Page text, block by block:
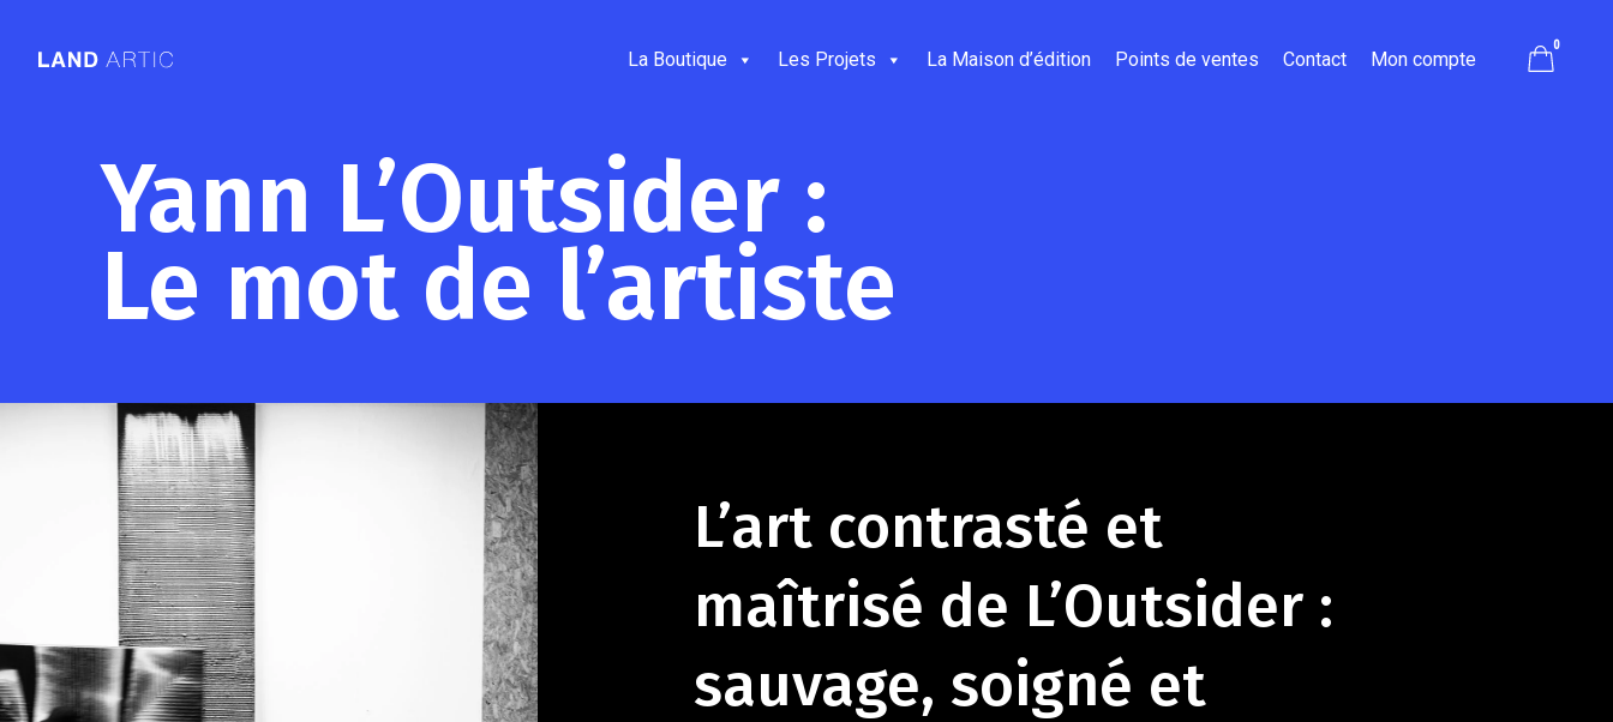
La Boutique Les Projets La Maison d’édition Points de ventes Contact Mon compte
0
Yann L’Outsider :
Le mot de l’artiste
L’art contrasté et
maîtrisé de L’Outsider :
sauvage, soigné et